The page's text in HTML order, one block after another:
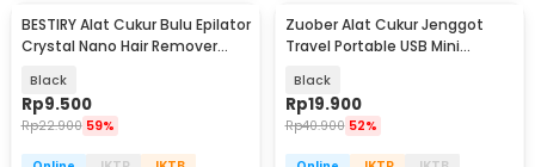
BESTIRY Alat Cukur Bulu Epilator
Crystal Nano Hair Remover
Black
Rp9.500
Rp22.900 59%
Zuober Alat Cukur Jenggot
Travel Portable USB Mini
Black
Rp19.900
Rp40.900 52%